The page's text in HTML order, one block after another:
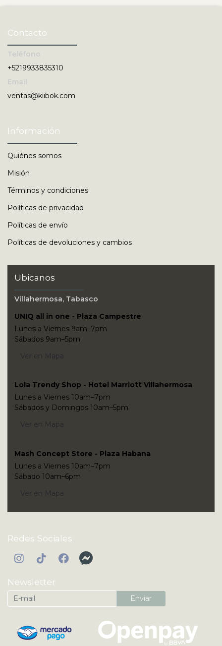
Contacto
+5219933835310
ventas@kiibok.com
Información
Quiénes somos
Misión
Términos y condiciones
Políticas de privacidad
Políticas de envío
Políticas de devoluciones y cambios
Ubicanos
Villahermosa, Tabasco
UNIQ all in one - Plaza Campestre
Lunes a Viernes 9am–7pm
Sábados 9am–5pm
Ver en Mapa
Lola Trendy Shop - Hotel Marriott Villahermosa
Lunes a Viernes 10am–7pm
Sábados y Domingos 10am–5pm
Ver en Mapa
Mash Concept Store - Plaza Habana
Lunes a Viernes 10am–7pm
Sábado 10am–6pm
Ver en Mapa
Redes Sociales
Newsletter
Enviar